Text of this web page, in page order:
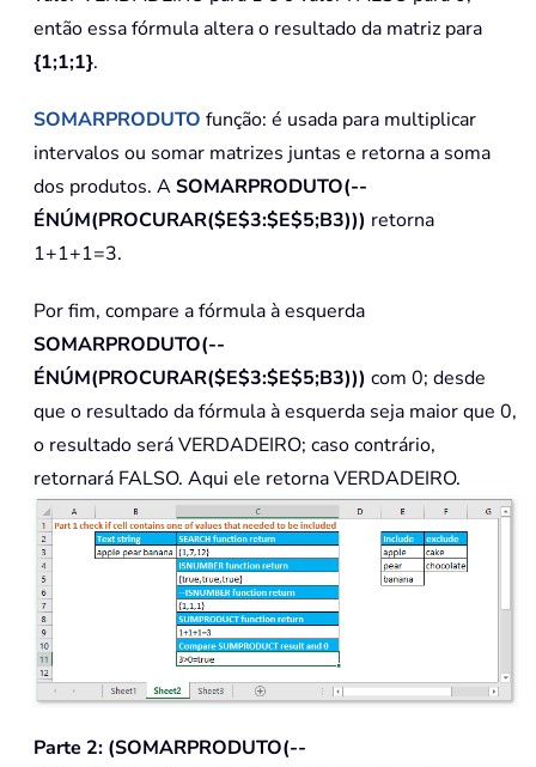
então essa fórmula altera o resultado da matriz para
{1;1;1}.
SOMARPRODUTO função: é usada para multiplicar
intervalos ou somar matrizes juntas e retorna a soma
dos produtos. ASOMARPRODUTO(--
ÉNÚM(PROCURAR($E$3:$E$5;B3))) retorna
1+1+1=3.
Por fim, compare a fórmula à esquerda
SOMARPRODUTO(--
ÉNÚM(PROCURAR($E$3:$E$5;B3))) com 0; desde
que o resultado da fórmula à esquerda seja maior que 0,
o resultado será VERDADEIRO; caso contrário,
retornará FALSO. Aqui ele retorna VERDADEIRO.
Parte 2: (SOMARPRODUTO(--